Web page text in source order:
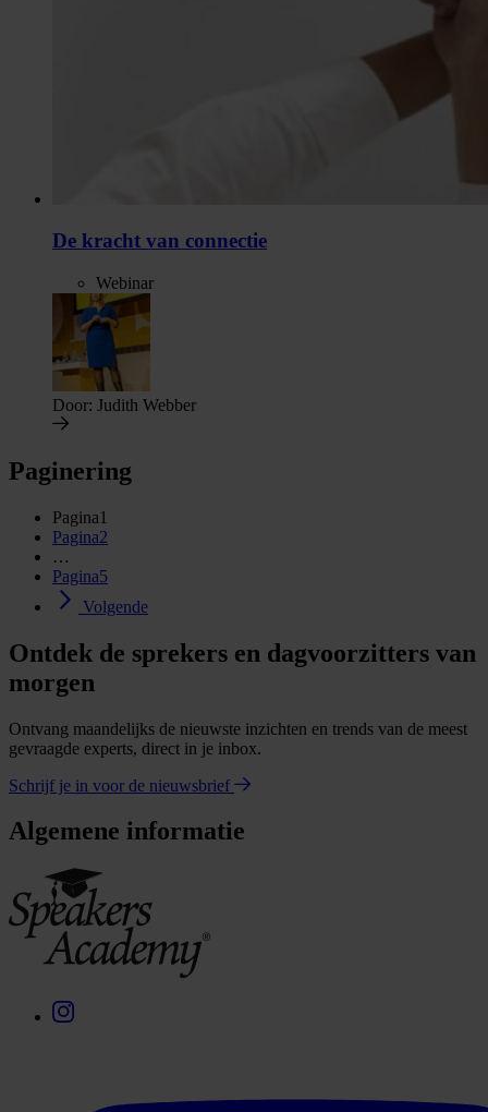
De kracht van connectie
Webinar
Door: Judith Webber
Paginering
Pagina1
Pagina2
…
Pagina5
Volgende
Ontdek de sprekers en dagvoorzitters van
morgen
Ontvang maandelijks de nieuwste inzichten en trends van de meest
gevraagde experts, direct in je inbox.
Schrijf je in voor de nieuwsbrief
Algemene informatie